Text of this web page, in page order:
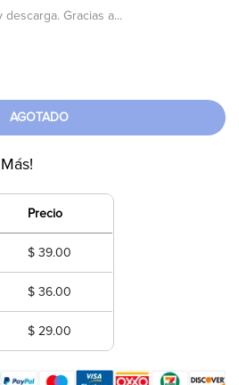
Gracias a...
AGOTADO
Precio
$ 39.00
$ 36.00
$ 29.00